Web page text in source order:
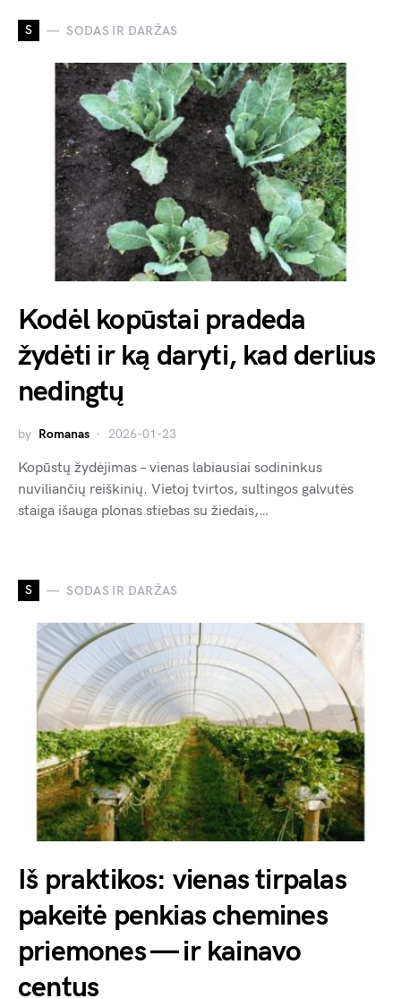
S SODAS IR DARŽAS
Kodėl kopūstai pradeda
žydėti ir ką daryti, kad derlius
nedingtų
by Romanas 2026-01-23
Kopūstų žydėjimas – vienas labiausiai sodininkus
nuviliančių reiškinių. Vietoj tvirtos, sultingos galvutės
staiga išauga plonas stiebas su žiedais,…
S SODAS IR DARŽAS
Iš praktikos: vienas tirpalas
pakeitė penkias chemines
priemones — ir kainavo
centus